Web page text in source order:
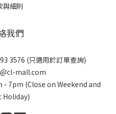
與細則
我們
3576 (只適用於訂單查詢)
mall.com
- 7pm (Close on Weekend and
Holiday)